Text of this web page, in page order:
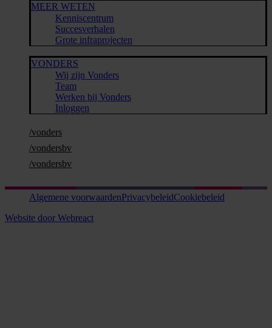
MEER WETEN
Kenniscentrum
Succesverhalen
Grote infraprojecten
VONDERS
Wij zijn Vonders
Team
Werken bij Vonders
Inloggen
/vonders
/vondersbv
/vondersbv
Algemene voorwaardenPrivacybeleidCookiebeleid
Website door Webreact